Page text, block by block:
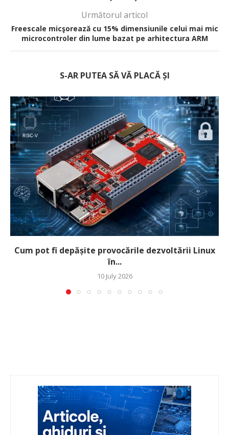
Următorul articol
Freescale micşorează cu 15% dimensiunile celui mai mic
microcontroler din lume bazat pe arhitectura ARM
S-AR PUTEA SĂ VĂ PLACĂ ȘI
Cum pot fi depășite provocările dezvoltării Linux
în...
10 July 2026